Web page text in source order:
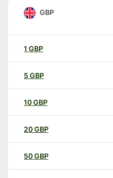
GBP
1 GBP
5 GBP
10GBP
20GBP
50GBP